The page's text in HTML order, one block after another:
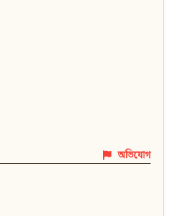
অভিযোগ